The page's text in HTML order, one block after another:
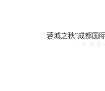
蓉城之秋”成都国